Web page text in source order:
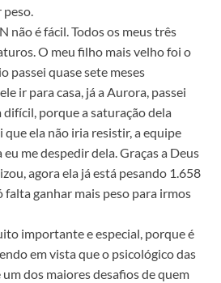
peso.
não é fácil. Todos os meus três
O meu filho mais velho foi o
passei quase sete meses
ir para casa, já a Aurora, passei
porque a saturação dela
que ela não iria resistir, a equipe
me despedir dela. Graças a Deus
agora ela já está pesando 1.658
falta ganhar mais peso para irmos
importante e especial, porque é
em vista que o psicológico das
dos maiores desafios de quem